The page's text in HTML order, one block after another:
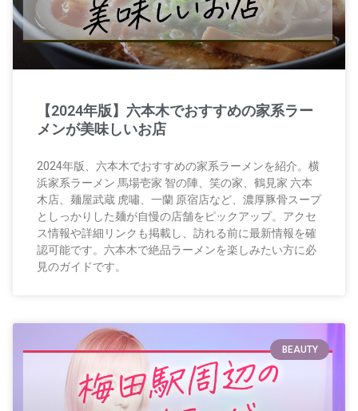
【2024年版】六本木でおすすめの家系ラー
メンが美味しいお店
2024年版、六本木でおすすめの家系ラーメンを紹介。横
浜家系ラーメン 馬場壱家 智の陣、笑の家、鶴見家 六本
木店、麺屋武蔵 虎嘯、一蘭 原宿店など、濃厚豚骨スープ
としっかりした麺が自慢の店舗をピックアップ。アクセ
ス情報や詳細リンクも掲載し、訪れる前に最新情報を確
認可能です。六本木で絶品ラーメンを楽しみたい方に必
見のガイドです。
BEAUTY